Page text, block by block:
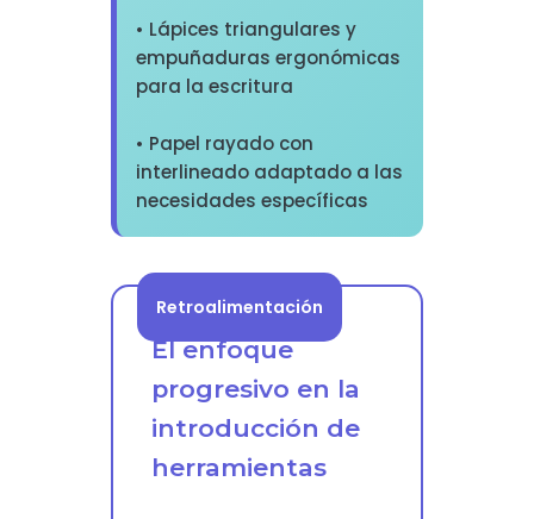
• Lápices triangulares y
empuñaduras ergonómicas
para la escritura
• Papel rayado con
interlineado adaptado a las
necesidades específicas
Retroalimentación
El enfoque
progresivo en la
introducción de
herramientas